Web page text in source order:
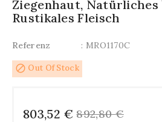
Ziegenhaut, Natürliches
Rustikales Fleisch
Referenz : MRO1170C
block Out Of Stock
803,52 € 892,80 €